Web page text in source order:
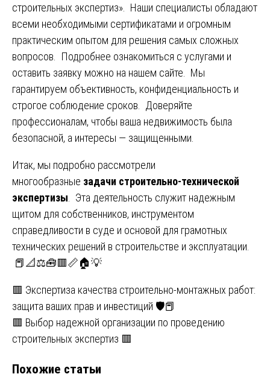
строительных экспертиз». Наши специалисты обладают
всеми необходимыми сертификатами и огромным
практическим опытом для решения самых сложных
вопросов. Подробнее ознакомиться с услугами и
оставить заявку можно на нашем сайте. Мы
гарантируем объективность, конфиденциальность и
строгое соблюдение сроков. Доверяйте
профессионалам, чтобы ваша недвижимость была
безопасной, а интересы — защищенными.
Итак, мы подробно рассмотрели
многообразные задачи строительно-технической
экспертизы . Эта деятельность служит надежным
щитом для собственников, инструментом
справедливости в суде и основой для грамотных
технических решений в строительстве и эксплуатации.
📕📐⚖️🧰🟥📏🏠💡
Навигация
по
записям
🟥 Экспертиза качества строительно-монтажных работ:
защита ваших прав и инвестиций 🛡️📕
🟥 Выбор надежной организации по проведению
строительных экспертиз 🟥
Похожие статьи